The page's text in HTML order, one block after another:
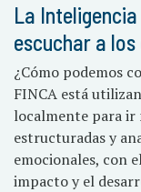
La
escuchar a
¿Cómo podemos
FINCA está
localmente para ir
estructuradas y
emocionales, con
impacto y el